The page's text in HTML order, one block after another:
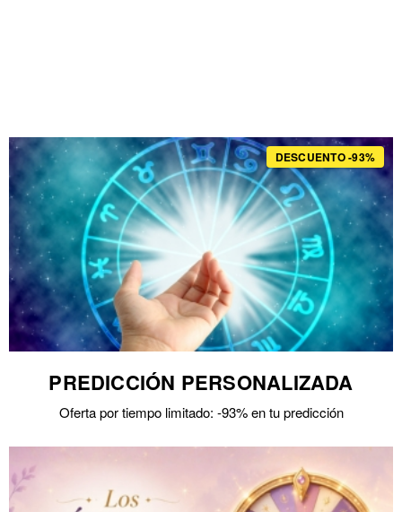
DESCUENTO -93%
PREDICCIÓN PERSONALIZADA
Oferta por tiempo limitado: -93% en tu predicción